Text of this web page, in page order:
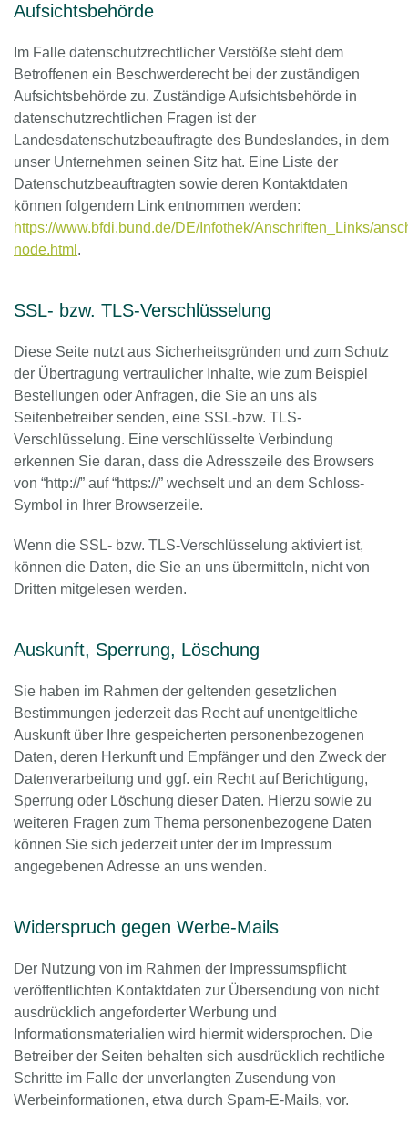
Aufsichtsbehörde
Im Falle datenschutzrechtlicher Verstöße steht dem
Betroffenen ein Beschwerderecht bei der zuständigen
Aufsichtsbehörde zu. Zuständige Aufsichtsbehörde in
datenschutzrechtlichen Fragen ist der
Landesdatenschutzbeauftragte des Bundeslandes, in dem
unser Unternehmen seinen Sitz hat. Eine Liste der
Datenschutzbeauftragten sowie deren Kontaktdaten
können folgendem Link entnommen werden:
https://www.bfdi.bund.de/DE/Infothek/Anschriften_Links/
node.html .
SSL- bzw. TLS-Verschlüsselung
Diese Seite nutzt aus Sicherheitsgründen und zum Schutz
der Übertragung vertraulicher Inhalte, wie zum Beispiel
Bestellungen oder Anfragen, die Sie an uns als
Seitenbetreiber senden, eine SSL-bzw. TLS-
Verschlüsselung. Eine verschlüsselte Verbindung
erkennen Sie daran, dass die Adresszeile des Browsers
von “http://” auf “https://” wechselt und an dem Schloss-
Symbol in Ihrer Browserzeile.
Wenn die SSL- bzw. TLS-Verschlüsselung aktiviert ist,
können die Daten, die Sie an uns übermitteln, nicht von
Dritten mitgelesen werden.
Auskunft, Sperrung, Löschung
Sie haben im Rahmen der geltenden gesetzlichen
Bestimmungen jederzeit das Recht auf unentgeltliche
Auskunft über Ihre gespeicherten personenbezogenen
Daten, deren Herkunft und Empfänger und den Zweck der
Datenverarbeitung und ggf. ein Recht auf Berichtigung,
Sperrung oder Löschung dieser Daten. Hierzu sowie zu
weiteren Fragen zum Thema personenbezogene Daten
können Sie sich jederzeit unter der im Impressum
angegebenen Adresse an uns wenden.
Widerspruch gegen Werbe-Mails
Der Nutzung von im Rahmen der Impressumspflicht
veröffentlichten Kontaktdaten zur Übersendung von nicht
ausdrücklich angeforderter Werbung und
Informationsmaterialien wird hiermit widersprochen. Die
Betreiber der Seiten behalten sich ausdrücklich rechtliche
Schritte im Falle der unverlangten Zusendung von
Werbeinformationen, etwa durch Spam-E-Mails, vor.